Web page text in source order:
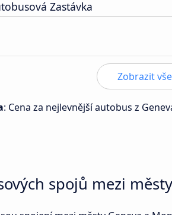
Zastávka
Zobrazit
: Cena za nejlevnější autobus z
spojů mezi